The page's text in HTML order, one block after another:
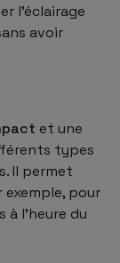
l’éclairage
avoir
et une
types
Il permet
exemple, pour
l’heure du